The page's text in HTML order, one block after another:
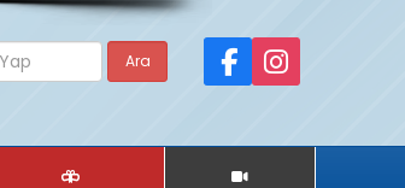
Ara